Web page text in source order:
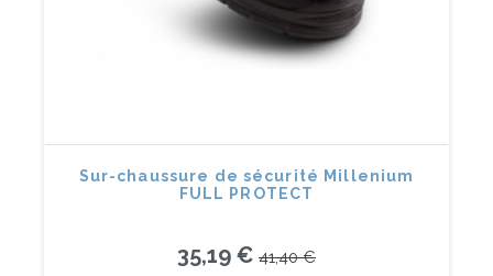
Sur-chaussure de sécurité Millenium
FULL PROTECT
35,19 € 41,40 €